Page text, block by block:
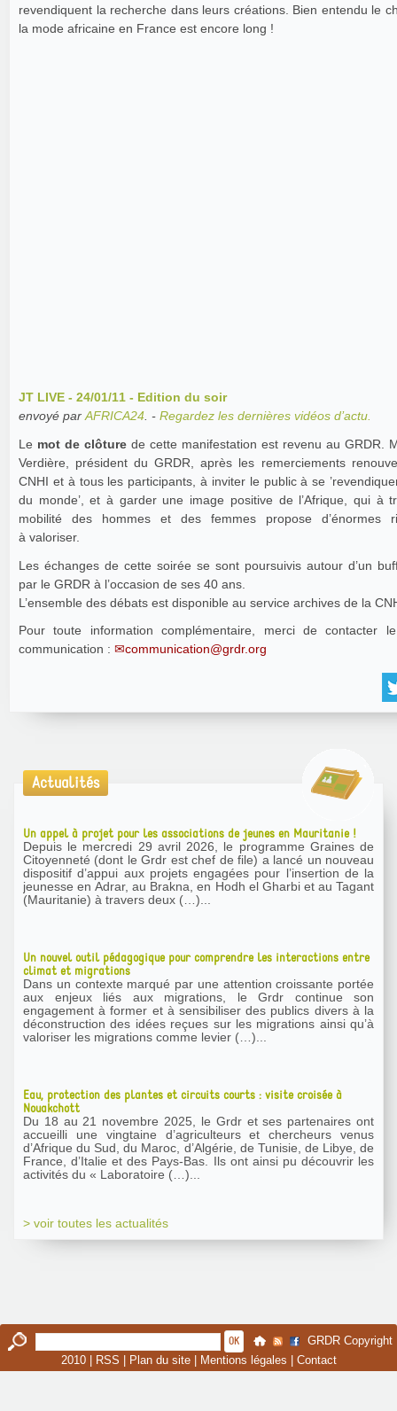
revendiquent la recherche dans leurs créations. Bien entendu le
la mode africaine en France est encore long !
JT LIVE - 24/01/11 - Edition du soir
envoyé par AFRICA24 . - Regardez les dernières vidéos d’actu.
Le mot de clôture de cette manifestation est revenu au GRDR. Michel de
Verdière, président du GRDR, après les remerciements renouvelés à la
CNHI et à tous les participants, à inviter le public à se
du monde’, et à garder une image positive de l’Afrique, qui à
mobilité des hommes et des femmes propose d’énormes
à valoriser.
Les échanges de cette soirée se sont poursuivis autour d’un
par le GRDR à l’occasion de ses 40 ans.
L’ensemble des débats est disponible au service archives de
Pour toute information complémentaire, merci de contacter
communication :
communication@grdr.org
Actualités
Un appel à projet pour les associations de jeunes en Mauritanie !
Depuis le mercredi 29 avril 2026, le programme Graines de
Citoyenneté (dont le Grdr est chef de file) a lancé un nouveau
dispositif d’appui aux projets engagées pour l’insertion de la
jeunesse en Adrar, au Brakna, en Hodh el Gharbi et au Tagant
(Mauritanie) à travers deux (…)...
Un nouvel outil pédagogique pour comprendre les interactions entre
climat et migrations
Dans un contexte marqué par une attention croissante portée
aux enjeux liés aux migrations, le Grdr continue son
engagement à former et à sensibiliser des publics divers à la
déconstruction des idées reçues sur les migrations ainsi qu’à
valoriser les migrations comme levier (…)...
Eau, protection des plantes et circuits courts : visite croisée à
Nouakchott
Du 18 au 21 novembre 2025, le Grdr et ses partenaires ont
accueilli une vingtaine d’agriculteurs et chercheurs venus
d’Afrique du Sud, du Maroc, d’Algérie, de Tunisie, de Libye, de
France, d’Italie et des Pays-Bas. Ils ont ainsi pu découvrir les
activités du « Laboratoire (…)...
> voir toutes les actualités
GRDR Copyright
2010 |
RSS Plan du site| Mentions légales Contact